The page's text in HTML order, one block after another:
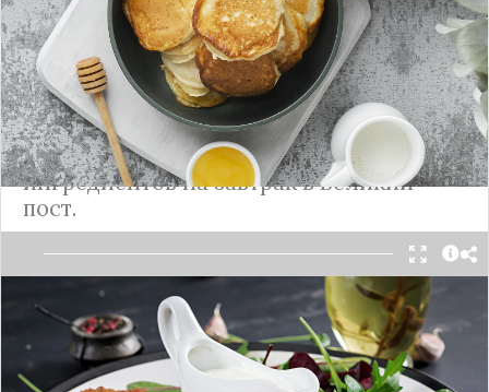
Подробнее
Просто и сытно: постные драники
из картофеля
Наивкуснейшие драники из постных
ингредиентов на завтрак в Великий
пост.
Эти быстрые в приготовлении драники можно
есть и горячими, и холодными.
Подробнее